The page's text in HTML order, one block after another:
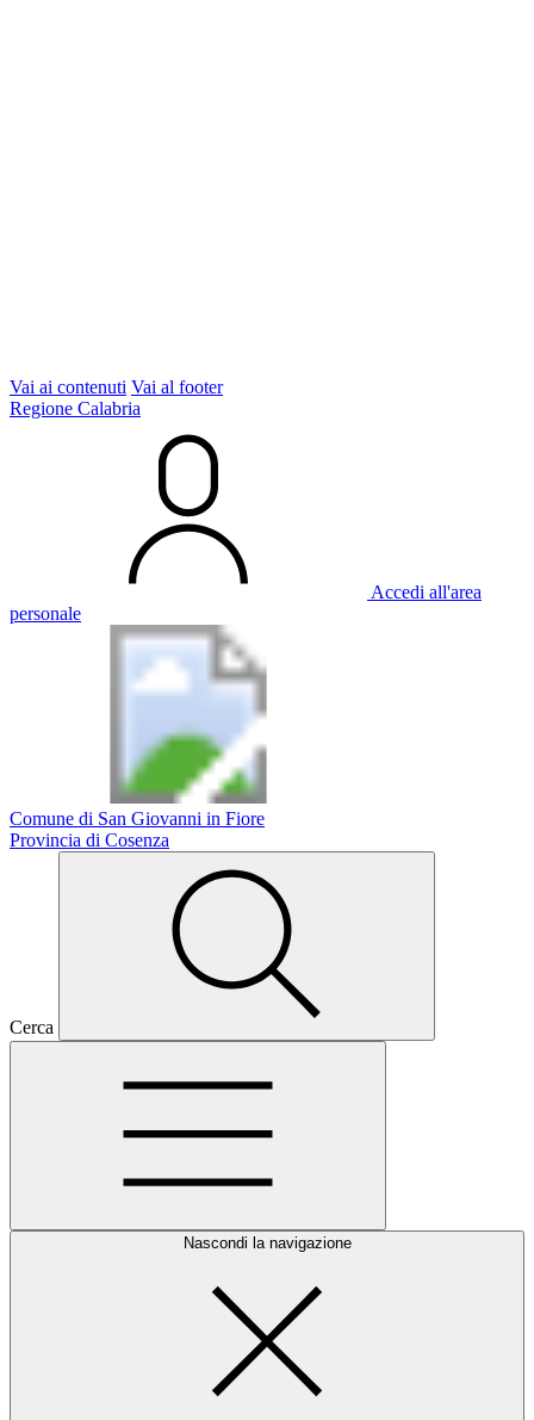
Vai ai contenuti Vai al footer
Regione Calabria
Accedi all'area
personale
Comune di San Giovanni in Fiore
Provincia di Cosenza
Cerca
Nascondi la navigazione